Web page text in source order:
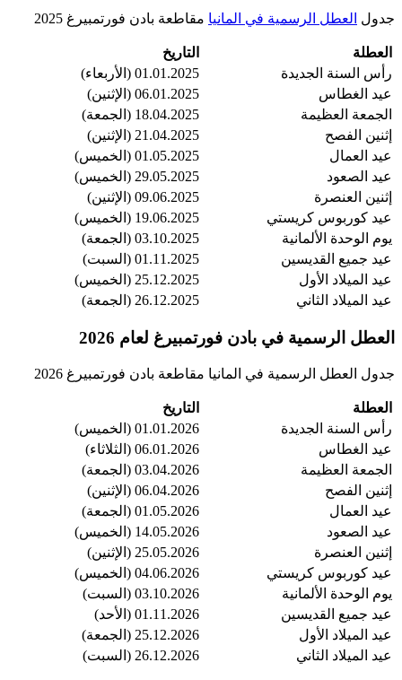
جدول العطل الرسمية في المانيا مقاطعة بادن فورتمبيرغ 2025
العطلة
التاريخ
رأس السنة الجديدة
01.01.2025 (الأربعاء)
عيد الغطاس
06.01.2025 (الإثنين)
الجمعة العظيمة
18.04.2025 (الجمعة)
إثنين الفصح
21.04.2025 (الإثنين)
عيد العمال
01.05.2025 (الخميس)
عيد الصعود
29.05.2025 (الخميس)
إثنين العنصرة
09.06.2025 (الإثنين)
عيد كوربوس كريستي
19.06.2025 (الخميس)
يوم الوحدة الألمانية
03.10.2025 (الجمعة)
عيد جميع القديسين
01.11.2025 (السبت)
عيد الميلاد الأول
25.12.2025 (الخميس)
عيد الميلاد الثاني
26.12.2025 (الجمعة)
العطل الرسمية في بادن فورتمبيرغ لعام 2026
جدول العطل الرسمية في المانيا مقاطعة بادن فورتمبيرغ 2026
العطلة
التاريخ
رأس السنة الجديدة
01.01.2026 (الخميس)
عيد الغطاس
06.01.2026 (الثلاثاء)
الجمعة العظيمة
03.04.2026 (الجمعة)
إثنين الفصح
06.04.2026 (الإثنين)
عيد العمال
01.05.2026 (الجمعة)
عيد الصعود
14.05.2026 (الخميس)
إثنين العنصرة
25.05.2026 (الإثنين)
عيد كوربوس كريستي
04.06.2026 (الخميس)
يوم الوحدة الألمانية
03.10.2026 (السبت)
عيد جميع القديسين
01.11.2026 (الأحد)
عيد الميلاد الأول
25.12.2026 (الجمعة)
عيد الميلاد الثاني
26.12.2026 (السبت)